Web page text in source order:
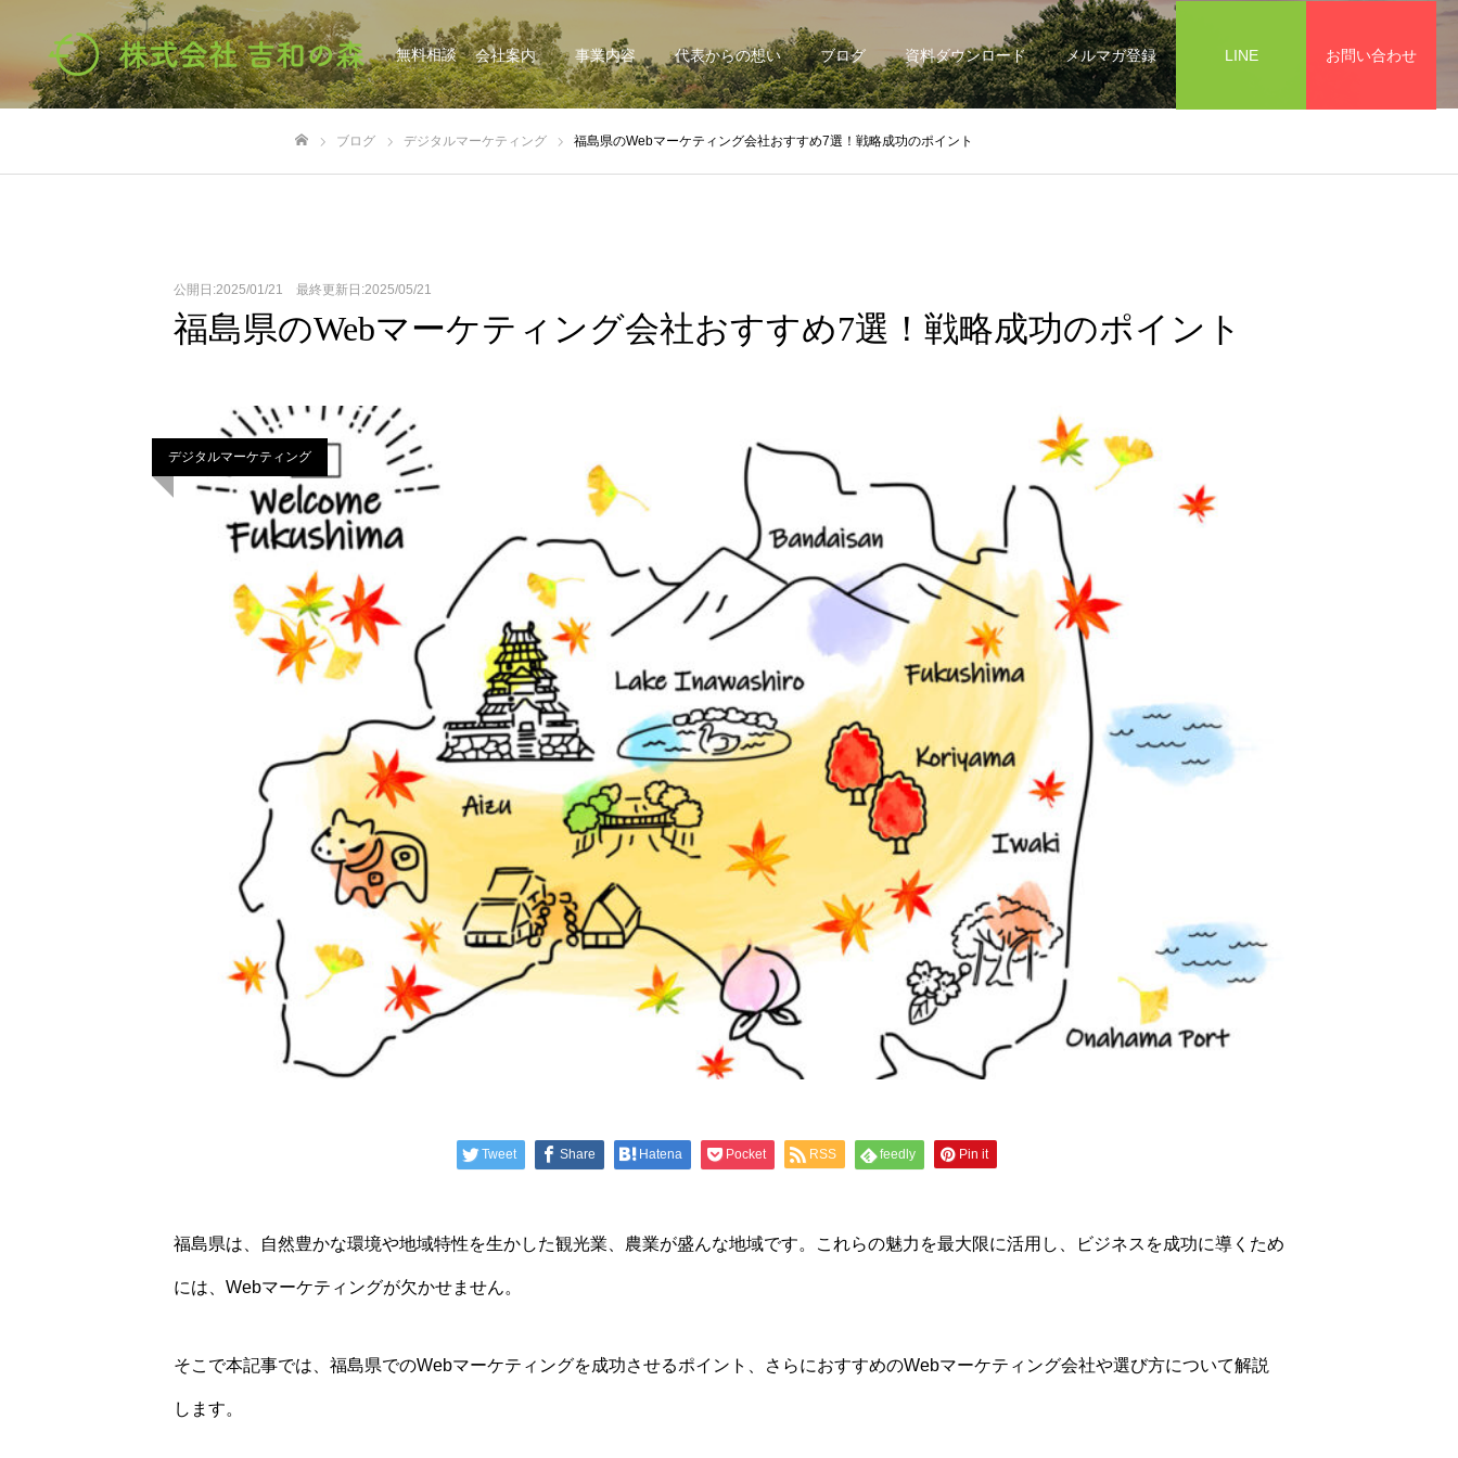
無料相談 会社案内 事業内容 代表からの想い ブログ 資料ダウンロード メルマガ登録 LINE お問い合わせ
ブログ デジタルマーケティング 福島県のWebマーケティング会社おすすめ7選！戦略成功のポイント
公開日:2025/01/21 最終更新日:2025/05/21
福島県のWebマーケティング会社おすすめ7選！戦略成功のポイント
デジタルマーケティング
Tweet Share Hatena Pocket RSS feedly Pin it
福島県は、自然豊かな環境や地域特性を生かした観光業、農業が盛んな地域です。これらの魅力を最大限に活用し、ビジネスを成功に導くため
には、Webマーケティングが欠かせません。
そこで本記事では、福島県でのWebマーケティングを成功させるポイント、さらにおすすめのWebマーケティング会社や選び方について解説
します。